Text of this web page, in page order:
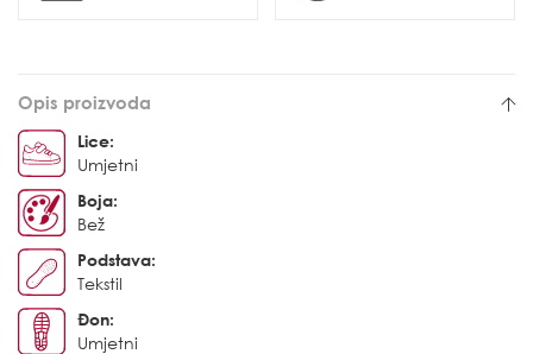
Opis proizvoda
Lice:
Umjetni
Boja:
Bež
Podstava:
Tekstil
Đon:
Umjetni